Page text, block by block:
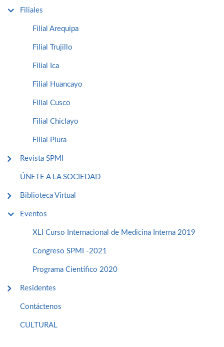
Filiales
Filial Arequipa
Filial Trujillo
Filial Ica
Filial Huancayo
Filial Cusco
Filial Chiclayo
Filial Piura
Revista SPMI
ÚNETE A LA SOCIEDAD
Biblioteca Virtual
Eventos
XLI Curso Internacional de Medicina Interna 2019
Congreso SPMI -2021
Programa Cientifico 2020
Residentes
Contáctenos
CULTURAL